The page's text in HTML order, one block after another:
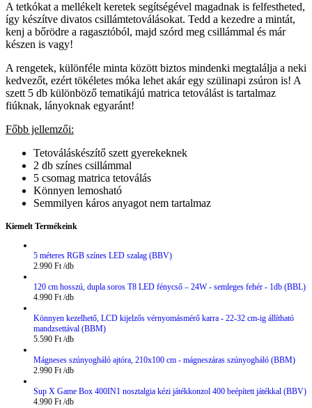
A tetkókat a mellékelt keretek segítségével magadnak is felfestheted,
így készítve divatos csillámtetoválásokat. Tedd a kezedre a mintát,
kenj a bőrödre a ragasztóból, majd szórd meg csillámmal és már
készen is vagy!
A rengetek, különféle minta között biztos mindenki megtalálja a neki
kedvezőt, ezért tökéletes móka lehet akár egy szülinapi zsúron is! A
szett 5 db különböző tematikájú matrica tetoválást is tartalmaz
fiúknak, lányoknak egyaránt!
Főbb jellemzői:
Tetováláskészítő szett gyerekeknek
2 db színes csillámmal
5 csomag matrica tetoválás
Könnyen lemosható
Semmilyen káros anyagot nem tartalmaz
Kiemelt Termékeink
5 méteres RGB színes LED szalag (BBV)
2.990 Ft
120 cm hosszú, dupla soros T8 LED fénycső – 24W - semleges fehér - 1db (BBL)
4.990 Ft
Könnyen kezelhető, LCD kijelzős vérnyomásmérő karra - 22-32 cm-ig állítható
mandzsettával (BBM)
5.590 Ft
Mágneses szúnyogháló ajtóra, 210x100 cm - mágneszáras szúnyogháló (BBM)
2.990 Ft
Sup X Game Box 400IN1 nosztalgia kézi játékkonzol 400 beépített játékkal (BBV)
4.990 Ft